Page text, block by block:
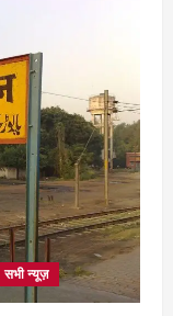
सभी न्यूज़